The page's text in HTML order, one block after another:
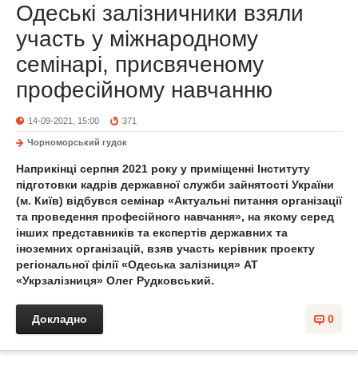
Одеські залізничники взяли
участь у міжнародному
семінарі, присвяченому
професійному навчанню
14-09-2021, 15:00 371
Чорноморський гудок
Наприкінці серпня 2021 року у приміщенні Інституту
підготовки кадрів державної служби зайнятості України
(м. Київ) відбувся семінар «Актуальні питання організації
та проведення професійного навчання», на якому серед
інших представників та експертів державних та
іноземних організацій, взяв участь керівник проекту
регіональної філії «Одеська залізниця» АТ
«Укрзалізниця» Олег Рудковський.
0
Докладно